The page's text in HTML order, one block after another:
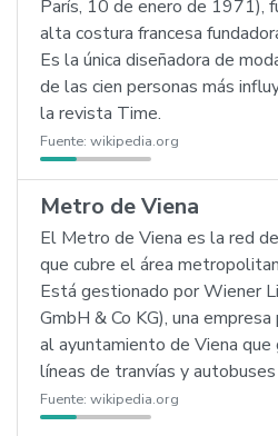
París, 10 de enero de 1971),
alta costura francesa
Es la única diseñadora de
de las cien personas más
la revista Time.
Fuente: wikipedia.org
Metro de Viena
El Metro de Viena es la red
que cubre el área
Está gestionado por Wiener
GmbH & Co KG), una
al ayuntamiento de Viena
líneas de tranvías y autobuses
Fuente: wikipedia.org